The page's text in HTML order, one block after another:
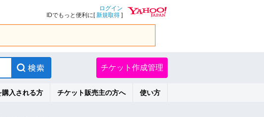
ログイン
IDでもっと便利に[新規取得 ]
チケット作成管理
購入される方 チケット販売主の方へ 使い方